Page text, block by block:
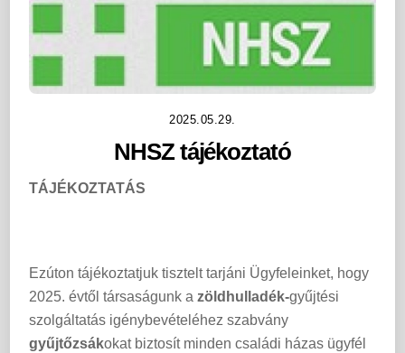
2025.05.29.
NHSZ tájékoztató
TÁJÉKOZTATÁS
Ezúton tájékoztatjuk tisztelt tarjáni Ügyfeleinket, hogy
2025. évtől társaságunk azöldhulladék-gyűjtési
szolgáltatás igénybevételéhez szabvány
gyűjtőzsákokat biztosít minden családi házas ügyfél